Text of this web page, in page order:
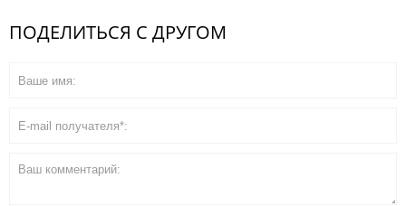
ПОДЕЛИТЬСЯ С ДРУГОМ